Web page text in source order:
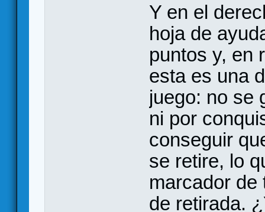
Y en el
hoja de
puntos y, en
esta es una
juego: no se
ni por
conseguir
se retire, lo
marcador de
de retirada.